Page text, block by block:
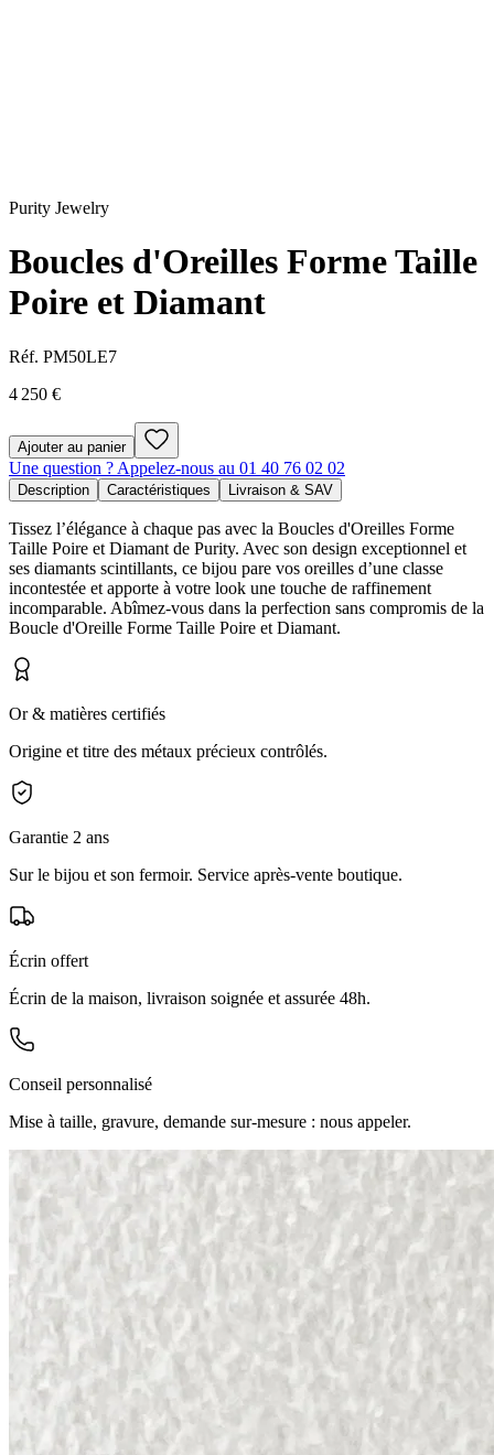
Purity Jewelry
Boucles d'Oreilles Forme Taille
Poire et Diamant
Réf. PM50LE7
4 250 €
Ajouter au panier
Une question ? Appelez-nous au 01 40 76 02 02
Description Caractéristiques Livraison & SAV
Tissez l’élégance à chaque pas avec la Boucles d'Oreilles Forme
Taille Poire et Diamant de Purity. Avec son design exceptionnel et
ses diamants scintillants, ce bijou pare vos oreilles d’une classe
incontestée et apporte à votre look une touche de raffinement
incomparable. Abîmez-vous dans la perfection sans compromis de la
Boucle d'Oreille Forme Taille Poire et Diamant.
Or & matières certifiés
Origine et titre des métaux précieux contrôlés.
Garantie 2 ans
Sur le bijou et son fermoir. Service après-vente boutique.
Écrin offert
Écrin de la maison, livraison soignée et assurée 48h.
Conseil personnalisé
Mise à taille, gravure, demande sur-mesure : nous appeler.